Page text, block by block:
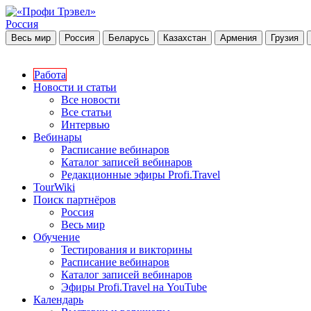
Россия
Весь мир Россия Беларусь Казахстан Армения Грузия
Работа
Новости и статьи
Все новости
Все статьи
Интервью
Вебинары
Расписание вебинаров
Каталог записей вебинаров
Редакционные эфиры Profi.Travel
TourWiki
Поиск партнёров
Россия
Весь мир
Обучение
Тестирования и викторины
Расписание вебинаров
Каталог записей вебинаров
Эфиры Profi.Travel на YouTube
Календарь